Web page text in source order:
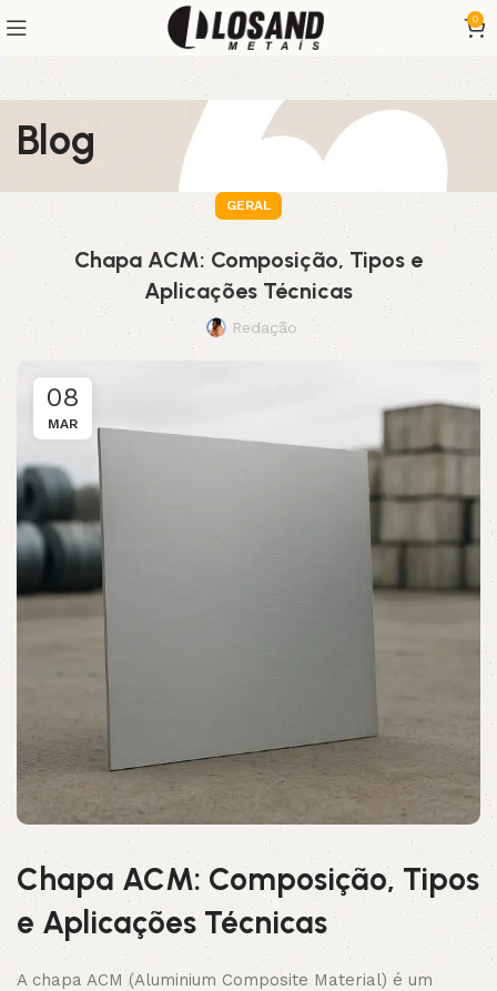
0
Blog
GERAL
Chapa ACM: Composição, Tipos e
Aplicações Técnicas
Redação
08
MAR
Chapa ACM: Composição, Tipos
e Aplicações Técnicas
A chapa ACM (Aluminium Composite Material) é um